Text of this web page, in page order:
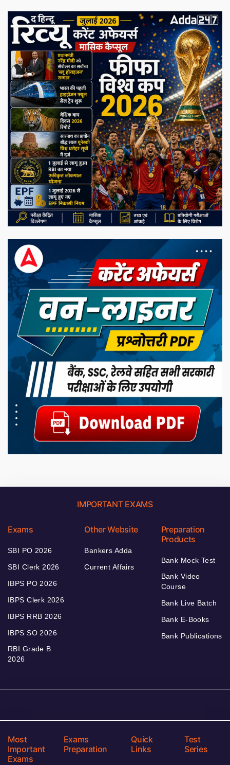
IMPORTANT EXAMS
Exams
SBI PO 2026
SBI Clerk 2026
IBPS PO 2026
IBPS Clerk 2026
IBPS RRB 2026
IBPS SO 2026
RBI Grade B
2026
Other Website
Bankers Adda
Current Affairs
Preparation
Products
Bank Mock Test
Bank Video
Course
Bank Live Batch
Bank E-Books
Bank Publications
Most
Important
Exams
Exams
Preparation
Quick
Links
Test
Series